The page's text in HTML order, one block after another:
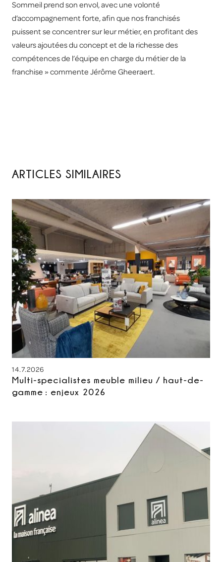
Sommeil prend son envol, avec une volonté
d’accompagnement forte, afin que nos franchisés
puissent se concentrer sur leur métier, en profitant des
valeurs ajoutées du concept et de la richesse des
compétences de l’équipe en charge du métier de la
franchise » commente Jérôme Gheeraert.
ARTICLES SIMILAIRES
14.7.2026
Multi-specialistes meuble milieu / haut-de-
gamme : enjeux 2026